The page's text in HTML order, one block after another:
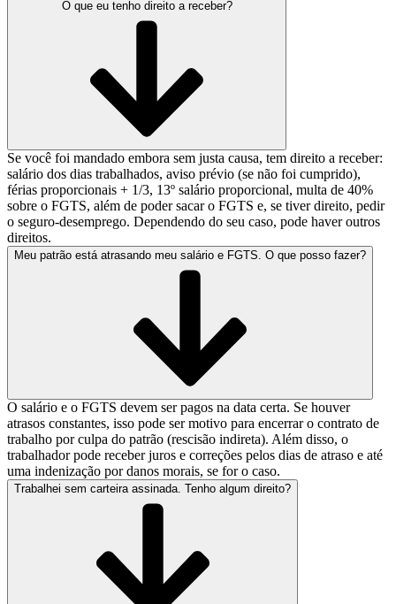
O que eu tenho direito a receber?
Se você foi mandado embora sem justa causa, tem direito a receber:
salário dos dias trabalhados, aviso prévio (se não foi cumprido),
férias proporcionais + 1/3, 13º salário proporcional, multa de 40%
sobre o FGTS, além de poder sacar o FGTS e, se tiver direito, pedir
o seguro-desemprego. Dependendo do seu caso, pode haver outros
direitos.
Meu patrão está atrasando meu salário e FGTS. O que posso fazer?
O salário e o FGTS devem ser pagos na data certa. Se houver
atrasos constantes, isso pode ser motivo para encerrar o contrato de
trabalho por culpa do patrão (rescisão indireta). Além disso, o
trabalhador pode receber juros e correções pelos dias de atraso e até
uma indenização por danos morais, se for o caso.
Trabalhei sem carteira assinada. Tenho algum direito?